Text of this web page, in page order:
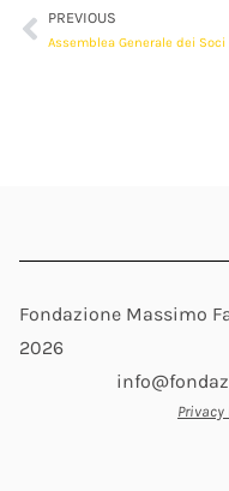
PREVIOUS
Assemblea Generale dei Soci
Fondazione Massimo
2026
Privacy